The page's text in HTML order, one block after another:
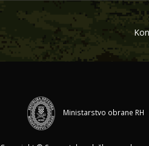
Ministarstvo obrane RH